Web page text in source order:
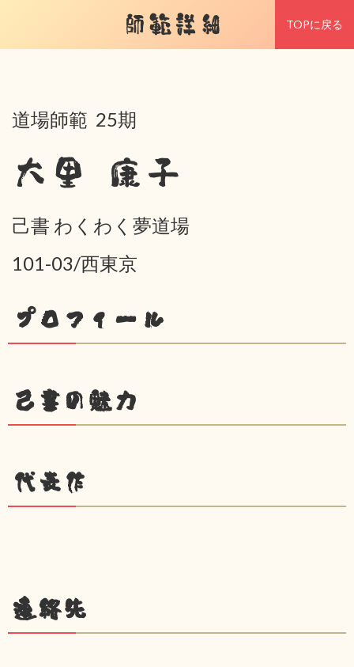
師範詳細 TOPに戻る
道場師範 25期
大里 康子
己書 わくわく夢道場
101-03/西東京
プロフィール
己書の魅力
代表作
連絡先